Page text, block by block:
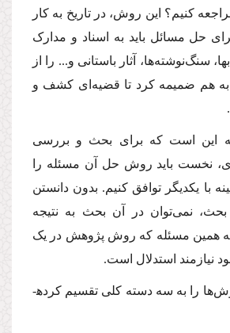
کنیم؟ این روش، در تاریخ به کار
حل مسائل باید به اسناد و مدارک
سنگ‌نوشته‌ها، آثار باستانی و... را از
هم ضمیمه کرد تا قضیه‌ای کشف و
این است که برای بحث و بررسی
نخست باید روش حل آن مسئله را
با یکدیگر توافق کنیم. بدون دانستن
نمی‌توان در آن بحث به نتیجه
همین مسئله که روش پژوهش در یک
استدلال است.
به‌طور کلی، روش‌ها را به سه دسته کلی تقسیم کرده­